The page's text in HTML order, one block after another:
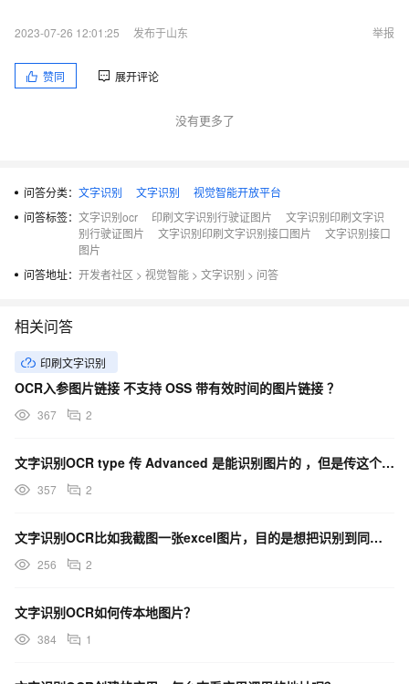
2023-07-26 12:01:25 发布于山东 举报
赞同 展开评论
没有更多了
问答分类： 文字识别 文字识别
视觉智能开放平台
问答标签： 文字识别ocr 印刷文字识别行驶证图片
文字识别印刷文字识
别行驶证图片
文字识别印刷文字识别接口图片
文字识别接口
图片
问答地址： 开发者社区 > 视觉智能 > 文字识别 > 问答
相关问答
印刷文字识别
OCR入参图片链接 不支持 OSS 带有效时间的图片链接 ？
367 2
文字识别OCR type 传 Advanced 是能识别图片的 ，但是传这个参数就不行，咋整？
357 2
文字识别OCR比如我截图一张excel图片，目的是想把识别到同一行的内容 当作一行来输出可以吗？
256 2
文字识别OCR如何传本地图片？
384 1